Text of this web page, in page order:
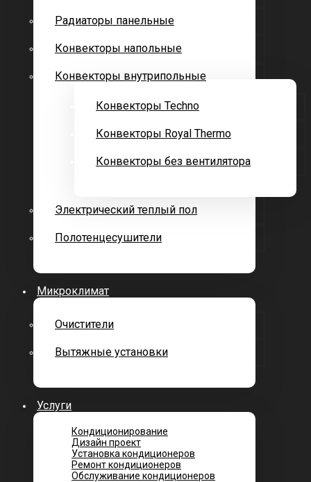
Радиаторы панельные
Конвекторы напольные
Конвекторы внутрипольные
Конвекторы Techno
Конвекторы Royal Thermo
Конвекторы без вентилятора
Электрический теплый пол
Полотенцесушители
Микроклимат
Очистители
Вытяжные установки
Услуги
Кондиционирование
Дизайн проект
Установка кондиционеров
Ремонт кондиционеров
Обслуживание кондиционеров